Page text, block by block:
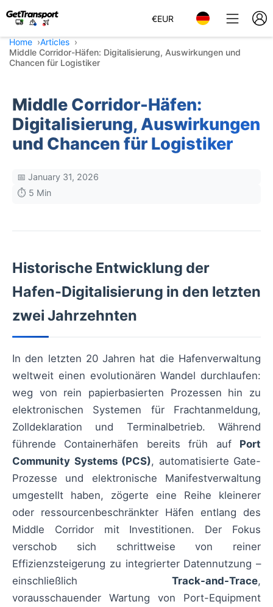
€EUR
Home
Articles
Middle Corridor-Häfen: Digitalisierung, Auswirkungen und
Chancen für Logistiker
Middle Corridor-Häfen:
Digitalisierung, Auswirkungen
und Chancen für Logistiker
📅 January 31, 2026
⏱️ 5 Min
Historische Entwicklung der
Hafen-Digitalisierung in den letzten
zwei Jahrzehnten
In den letzten 20 Jahren hat die Hafenverwaltung
weltweit einen evolutionären Wandel durchlaufen:
weg von rein papierbasierten Prozessen hin zu
elektronischen Systemen für Frachtanmeldung,
Zolldeklaration und Terminalbetrieb. Während
führende Containerhäfen bereits früh auf Port
Community Systems (PCS), automatisierte Gate-
Prozesse und elektronische Manifestverwaltung
umgestellt haben, zögerte eine Reihe kleinerer
oder ressourcenbeschränkter Häfen entlang des
Middle Corridor mit Investitionen. Der Fokus
verschob sich schrittweise von reiner
Effizienzsteigerung zu integrierter Datennutzung –
einschließlich Track-and-Trace,
vorausschauender Wartung von Port-Equipment